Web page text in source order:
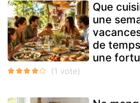
Que
une
de
une